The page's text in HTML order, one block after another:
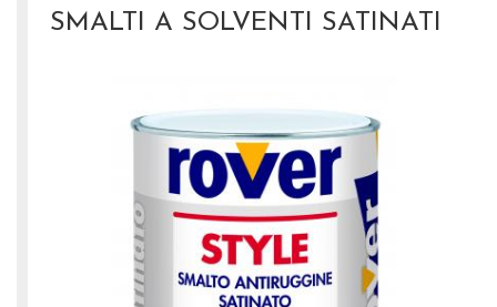
SMALTI A SOLVENTI SATINATI